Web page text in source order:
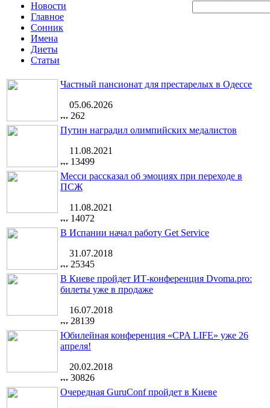
Новости
Главное
Сонник
Имена
Диеты
Статьи
Частный пансионат для престарелых в Одессе
05.06.2026
262
Путин наградил олимпийских медалистов
11.08.2021
13499
Месси рассказал об эмоциях при переходе в
ПСЖ
11.08.2021
14072
В Испании начал работу Get Service
31.07.2018
25345
В Киеве пройдет ИТ-конференция Dvoma.pro:
билеты уже в продаже
16.07.2018
28139
Юбилейная конференция «CPA LIFE» уже 26
апреля!
20.02.2018
30826
Очередная GuruConf пройдет в Киеве